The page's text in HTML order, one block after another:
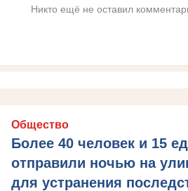
Никто ещё не оставил
Общество
Более 40 человек и 15
отправили ночью на
для устранения